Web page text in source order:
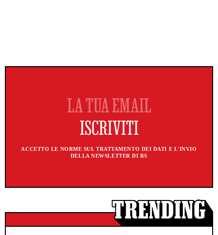
ACCETTO LE NORME SUL TRATTAMENTO DEI DATI E L'INVIO
DELLA NEWSLETTER DI RS